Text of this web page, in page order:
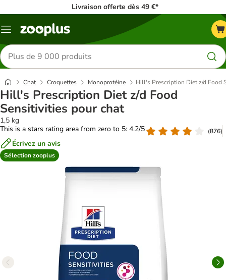
Livraison offerte dès 49 €*
Menu
Rechercher
des
produits
Chat Croquettes Monoprotéine Hill's Prescription Diet z/d Food
Hill's Prescription Diet z/d Food
Sensitivities pour chat
1,5 kg
This is a stars rating area from zero to 5: 4.2/5
(876)
Écrivez un avis
Sélection zooplus